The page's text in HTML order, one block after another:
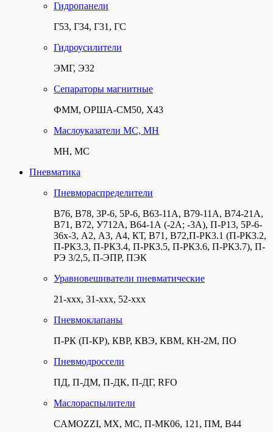
Гидропанели
Г53, Г34, Г31, ГС
Гидроусилители
ЭМГ, Э32
Сепараторы магнитные
ФММ, ОРША-СМ50, Х43
Маслоуказатели МС, МН
МН, МС
Пневматика
Пневмораспределители
В76, В78, 3Р-6, 5Р-6, В63-11А, В79-11А, В74-21А,
В71, В72, У712А, В64-1А (-2А; -3А), П-Р13, 5Р-6-
36х-3, А2, А3, А4, КТ, В71, В72,П-РК3.1 (П-РК3.2,
П-РК3.3, П-РК3.4, П-РК3.5, П-РК3.6, П-РК3.7), П-
РЭ 3/2,5, П-ЭПР, ПЭК
Уравновешиватели пневматические
21-ххх, 31-ххх, 52-ххх
Пневмоклапаны
П-РК (П-КР), КВР, КВЭ, КВМ, КН-2М, ПО
Пневмодроссели
ПД, П-ДМ, П-ДК, П-ДГ, RFO
Маслораспылители
CAMOZZI, МХ, МС, П-МК06, 121, ПМ, В44